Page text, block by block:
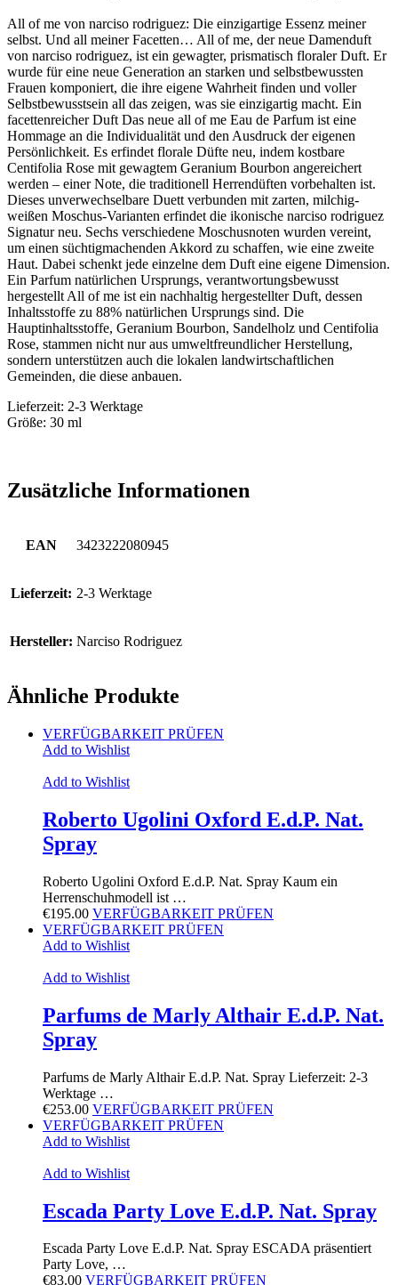
All of me von narciso rodriguez: Die einzigartige Essenz meiner
selbst. Und all meiner Facetten… All of me, der neue Damenduft
von narciso rodriguez, ist ein gewagter, prismatisch floraler Duft. Er
wurde für eine neue Generation an starken und selbstbewussten
Frauen komponiert, die ihre eigene Wahrheit finden und voller
Selbstbewusstsein all das zeigen, was sie einzigartig macht. Ein
facettenreicher Duft Das neue all of me Eau de Parfum ist eine
Hommage an die Individualität und den Ausdruck der eigenen
Persönlichkeit. Es erfindet florale Düfte neu, indem kostbare
Centifolia Rose mit gewagtem Geranium Bourbon angereichert
werden – einer Note, die traditionell Herrendüften vorbehalten ist.
Dieses unverwechselbare Duett verbunden mit zarten, milchig-
weißen Moschus-Varianten erfindet die ikonische narciso rodriguez
Signatur neu. Sechs verschiedene Moschusnoten wurden vereint,
um einen süchtigmachenden Akkord zu schaffen, wie eine zweite
Haut. Dabei schenkt jede einzelne dem Duft eine eigene Dimension.
Ein Parfum natürlichen Ursprungs, verantwortungsbewusst
hergestellt All of me ist ein nachhaltig hergestellter Duft, dessen
Inhaltsstoffe zu 88% natürlichen Ursprungs sind. Die
Hauptinhaltsstoffe, Geranium Bourbon, Sandelholz und Centifolia
Rose, stammen nicht nur aus umweltfreundlicher Herstellung,
sondern unterstützen auch die lokalen landwirtschaftlichen
Gemeinden, die diese anbauen.
Lieferzeit: 2-3 Werktage
Größe: 30 ml
Zusätzliche Informationen
EAN 3423222080945
Lieferzeit: 2-3 Werktage
Hersteller: Narciso Rodriguez
Ähnliche Produkte
VERFÜGBARKEIT PRÜFEN
Add to Wishlist
Add to Wishlist
Roberto Ugolini Oxford E.d.P. Nat.
Spray
Roberto Ugolini Oxford E.d.P. Nat. Spray Kaum ein
Herrenschuhmodell ist …
€195.00 VERFÜGBARKEIT PRÜFEN
VERFÜGBARKEIT PRÜFEN
Add to Wishlist
Add to Wishlist
Parfums de Marly Althair E.d.P. Nat.
Spray
Parfums de Marly Althair E.d.P. Nat. Spray Lieferzeit: 2-3
Werktage …
€253.00 VERFÜGBARKEIT PRÜFEN
VERFÜGBARKEIT PRÜFEN
Add to Wishlist
Add to Wishlist
Escada Party Love E.d.P. Nat. Spray
Escada Party Love E.d.P. Nat. Spray ESCADA präsentiert
Party Love, …
€83.00 VERFÜGBARKEIT PRÜFEN